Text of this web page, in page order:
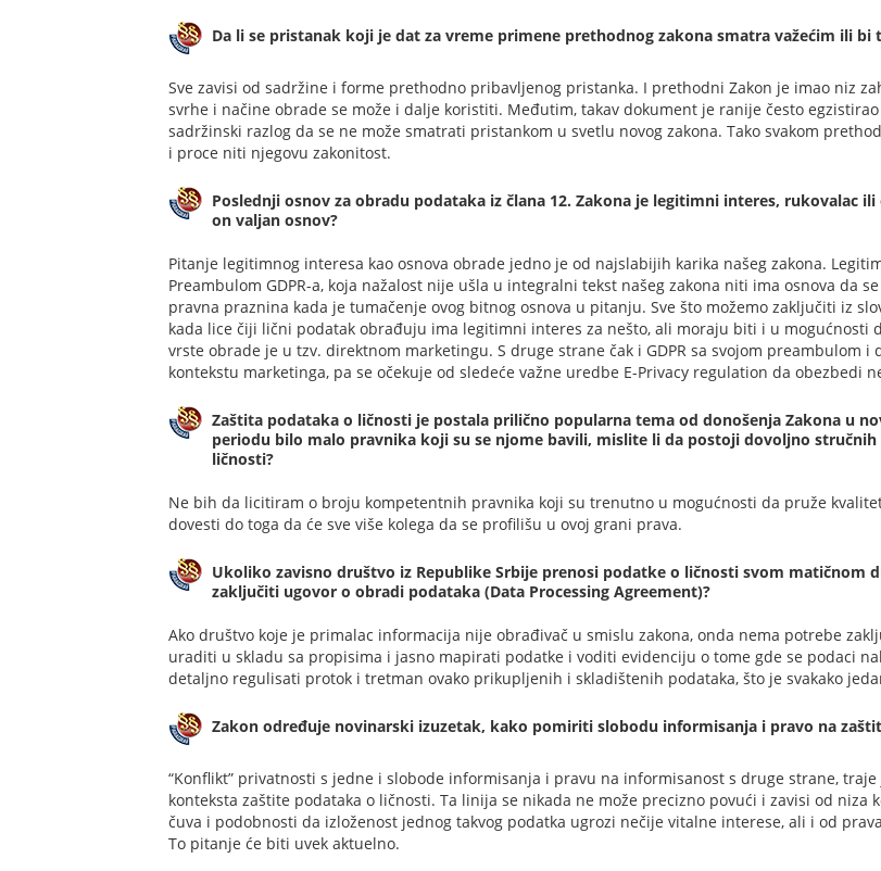
Da li se pristanak koji je dat za vreme primene prethodnog zakona smatra važećim ili
Sve zavisi od sadržine i forme prethodno pribavljenog pristanka. I prethodni Zakon je imao niz
svrhe i načine obrade se može i dalje koristiti. Međutim, takav dokument je ranije često
sadržinski razlog da se ne može smatrati pristankom u svetlu novog zakona. Tako svakom
i proce niti njegovu zakonitost.
Poslednji osnov za obradu podataka iz člana 12. Zakona je legitimni interes, rukovalac
on valjan osnov?
Pitanje legitimnog interesa kao osnova obrade jedno je od najslabijih karika našeg zakona.
Preambulom GDPR-a, koja nažalost nije ušla u integralni tekst našeg zakona niti ima osnova da
pravna praznina kada je tumačenje ovog bitnog osnova u pitanju. Sve što možemo zaključiti iz
kada lice čiji lični podatak obrađuju ima legitimni interes za nešto, ali moraju biti i u mogućnosti
vrste obrade je u tzv. direktnom marketingu. S druge strane čak i GDPR sa svojom preambulom
kontekstu marketinga, pa se očekuje od sledeće važne uredbe E-Privacy regulation da obezbedi
Zaštita podataka o ličnosti je postala prilično popularna tema od donošenja Zakona u
periodu bilo malo pravnika koji su se njome bavili, mislite li da postoji dovoljno
ličnosti?
Ne bih da licitiram o broju kompetentnih pravnika koji su trenutno u mogućnosti da pruže
dovesti do toga da će sve više kolega da se profilišu u ovoj grani prava.
Ukoliko zavisno društvo iz Republike Srbije prenosi podatke o ličnosti svom matičnom
zaključiti ugovor o obradi podataka (Data Processing Agreement)?
Ako društvo koje je primalac informacija nije obrađivač u smislu zakona, onda nema potrebe
uraditi u skladu sa propisima i jasno mapirati podatke i voditi evidenciju o tome gde se podaci
detaljno regulisati protok i tretman ovako prikupljenih i skladištenih podataka, što je svakako
Zakon određuje novinarski izuzetak, kako pomiriti slobodu informisanja i pravo na
“Konflikt” privatnosti s jedne i slobode informisanja i pravu na informisanost s druge strane,
konteksta zaštite podataka o ličnosti. Ta linija se nikada ne može precizno povući i zavisi od
čuva i podobnosti da izloženost jednog takvog podatka ugrozi nečije vitalne interese, ali i od
To pitanje će biti uvek aktuelno.